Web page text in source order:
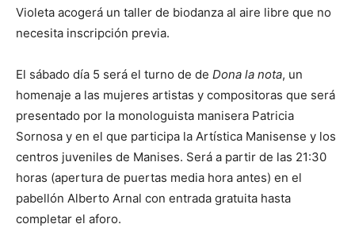
Violeta acogerá un taller de biodanza al aire libre que no
necesita inscripción previa.
El sábado día 5 será el turno de de Dona la nota, un
homenaje a las mujeres artistas y compositoras que será
presentado por la monologuista manisera Patricia
Sornosa y en el que participa la Artística Manisense y los
centros juveniles de Manises. Será a partir de las 21:30
horas (apertura de puertas media hora antes) en el
pabellón Alberto Arnal con entrada gratuita hasta
completar el aforo.